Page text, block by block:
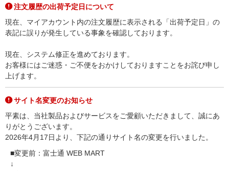
注文履歴の出荷予定日について
現在、マイアカウント内の注文履歴に表示される「出荷予定日」の
表記に誤りが発生している事象を確認しております。
現在、システム修正を進めております。
お客様にはご迷惑・ご不便をおかけしておりますことをお詫び申し
上げます。
サイト名変更のお知らせ
平素は、当社製品およびサービスをご愛顧いただきまして、誠にあ
りがとうございます。
2026年4月17日より、下記の通りサイト名の変更を行いました。
■変更前：富士通 WEB MART
↓